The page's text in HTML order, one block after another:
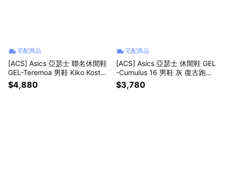
宅配商品
[ACS] Asics 亞瑟士 聯名休閒鞋
GEL-Teremoa 男鞋 Kiko Kostad
inov 黑 1203A501001
$4,880
宅配商品
[ACS] Asics 亞瑟士 休閒鞋 GEL
-Cumulus 16 男鞋 灰 復古跑鞋
緩震 支撐 1203A733301
$3,780